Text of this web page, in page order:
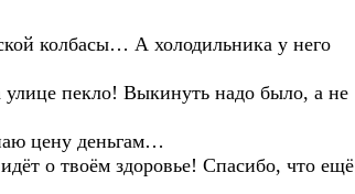
колбасы… А холодильника у него
пекло! Выкинуть надо было, а не
цену деньгам…
о твоём здоровье! Спасибо, что ещё